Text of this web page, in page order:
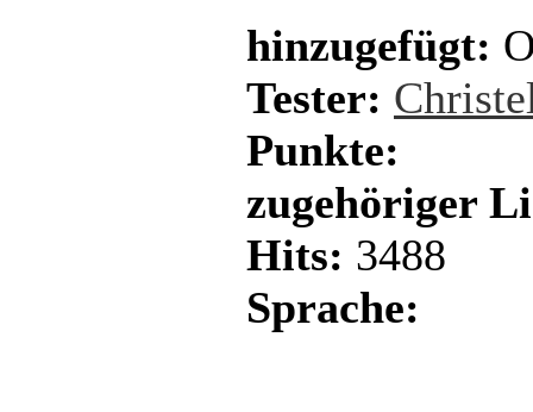
hinzugefügt:
Tester:
Punkte:
zugehöriger
Hits: 3488
Sprache: